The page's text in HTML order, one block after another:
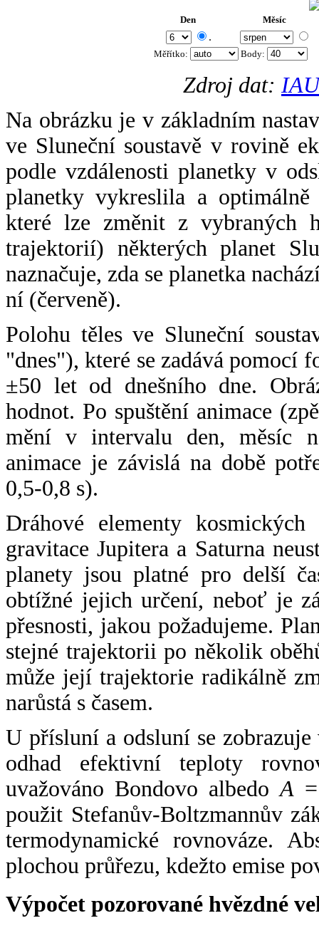
Den Měsíc
.
Měřítko: Body:
Zdroj dat:
Na obrázku je v základním
ve Sluneční soustavě v rovině
podle vzdálenosti planetky v
planetky vykreslila a
které lze změnit z vybraných
trajektorií) některých planet
naznačuje, zda se planetka
ní (červeně).
Polohu těles ve Sluneční
"dnes"), které se zadává pomocí
±50 let od dnešního dne.
hodnot. Po spuštění animace
mění v intervalu den, měsíc
animace je závislá na době
0,5-0,8 s).
Dráhové elementy
gravitace Jupitera a Saturna
planety jsou platné pro delší
obtížné jejich určení, neboť je
přesnosti, jakou požadujeme.
stejné trajektorii po několik
může její trajektorie radikálně
narůstá s časem.
U přísluní a odsluní se
odhad efektivní teploty
uvažováno Bondovo albedoA
použit Stefanův-Boltzmannův
termodynamické rovnováze.
plochou průřezu, kdežto emise
Výpočet pozorované hvězdné